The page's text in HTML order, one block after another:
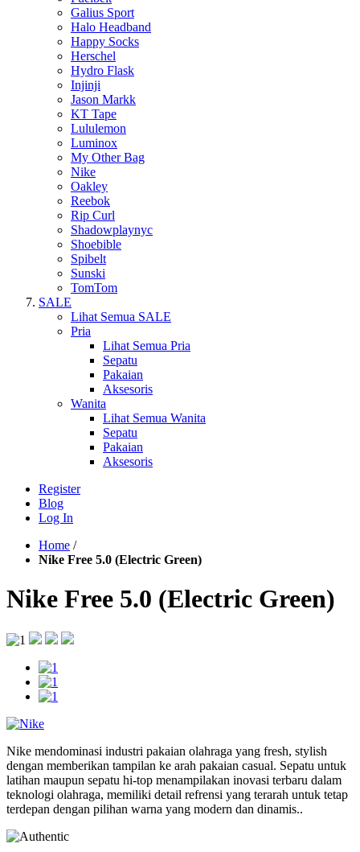
Galius Sport
Halo Headband
Happy Socks
Herschel
Hydro Flask
Injinji
Jason Markk
KT Tape
Lululemon
Luminox
My Other Bag
Nike
Oakley
Reebok
Rip Curl
Shadowplaynyc
Shoebible
Spibelt
Sunski
TomTom
SALE
Lihat Semua SALE
Pria
Lihat Semua Pria
Sepatu
Pakaian
Aksesoris
Wanita
Lihat Semua Wanita
Sepatu
Pakaian
Aksesoris
Register
Blog
Log In
Home /
Nike Free 5.0 (Electric Green)
Nike Free 5.0 (Electric Green)
Nike mendominasi industri pakaian olahraga yang fresh, stylish
dengan memberikan tampilan ke arah pakaian casual. Sepatu untuk
latihan maupun sepatu hi-top menampilakan inovasi terbaru dalam
teknologi olahraga, memiliki detail refrensi yang terarah untuk tetap
terdepan dengan pilihan warna yang modern dan dinamis..